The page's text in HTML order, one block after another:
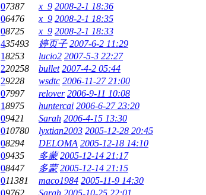
07387 x_9 2008-2-1 18:36
06476 x_9 2008-2-1 18:35
08725 x_9 2008-2-1 18:33
435493 婷页子 2007-6-2 11:29
18253 lucio2 2007-5-3 22:27
220258 bullet 2007-4-2 05:44
29228 wsdtc 2006-11-27 21:00
07997 relover 2006-9-11 10:08
18975 huntercai 2006-6-27 23:20
09421 Sarah 2006-4-15 13:30
010780 lyxtian2003 2005-12-28 20:45
08294 DELOMA 2005-12-18 14:10
09435 多蒙 2005-12-14 21:17
08447 多蒙 2005-12-14 21:15
011381 maco1984 2005-11-9 14:30
09762 Sarah 2005-10-25 22:01